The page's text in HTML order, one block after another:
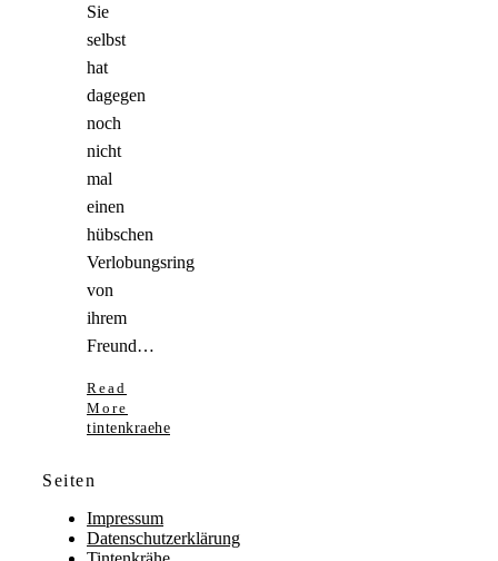
Sie
selbst
hat
dagegen
noch
nicht
mal
einen
hübschen
Verlobungsring
von
ihrem
Freund…
Read
More
tintenkraehe
Seiten
Impressum
Datenschutzerklärung